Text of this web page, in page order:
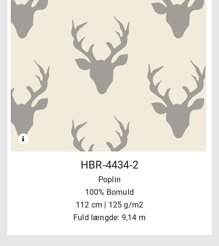
HBR-4434-2
Poplin
100% Bomuld
112 cm | 125 g/m2
Fuld længde: 9,14 m